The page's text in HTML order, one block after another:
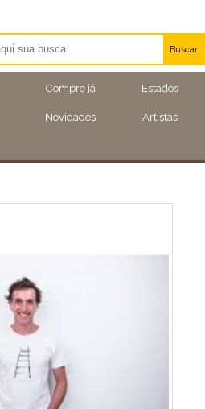
Compre já Estados
Novidades Artistas
Buscar
Artistas
Eventos